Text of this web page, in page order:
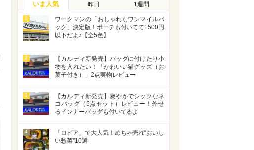
いま人気 昨日 1週間
1
ワークマンの「おしゃれなワンマイルバ
ッグ」決定版！ポーチも付いてて1500円
以下だよ♪【全5色】
2
【カルディ新発売】バッグに付けたり小
物を入れたい！「かわいい猫グッズ（お
菓子付き）」2点実物レビュー
3
【カルディ新発売】爽やかでシックなネ
コバッグ（5点セット）レビュー！外せ
るインナーバッグも付いてるよ
4
「ロピア」で大人気！めちゃ売れ“おいし
い惣菜”10選